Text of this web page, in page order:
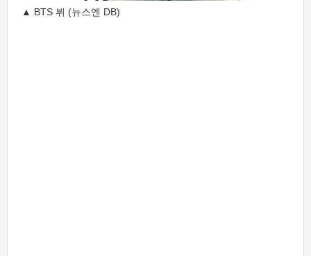
▲ BTS 뷔 (뉴스엔 DB)